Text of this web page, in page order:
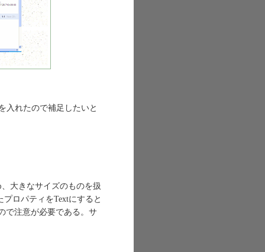
入れたので補足したいと
大きなサイズのものを扱
ロパティをTextにすると
で注意が必要である。サ